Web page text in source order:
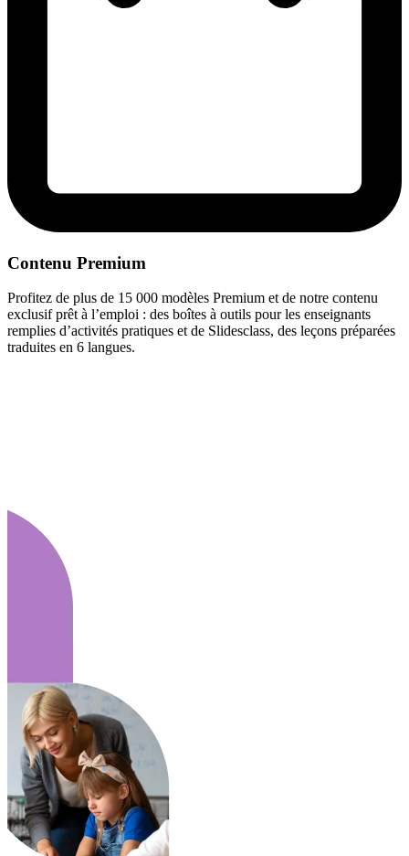
Contenu Premium
Profitez de plus de 15 000 modèles Premium et de notre contenu
exclusif prêt à l’emploi : des boîtes à outils pour les enseignants
remplies d’activités pratiques et de Slidesclass, des leçons préparées
traduites en 6 langues.